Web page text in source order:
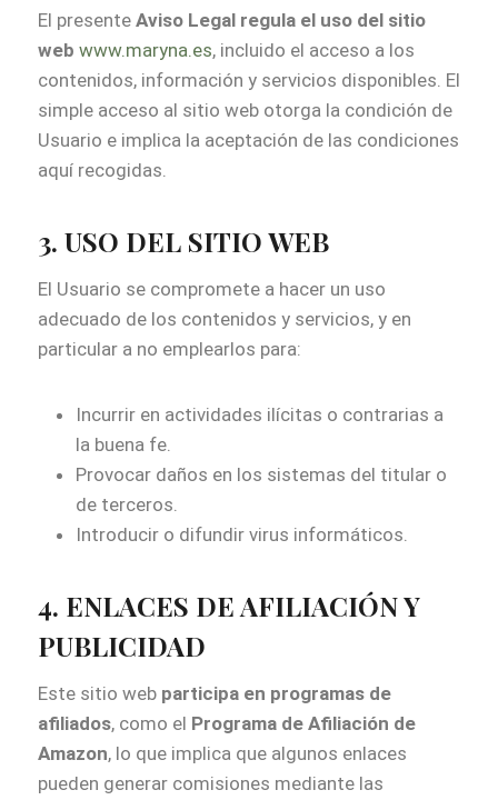
El presente Aviso Legal regula el uso del sitio
web www.maryna.es, incluido el acceso a los
contenidos, información y servicios disponibles. El
simple acceso al sitio web otorga la condición de
Usuario e implica la aceptación de las condiciones
aquí recogidas.
3. USO DEL SITIO WEB
El Usuario se compromete a hacer un uso
adecuado de los contenidos y servicios, y en
particular a no emplearlos para:
Incurrir en actividades ilícitas o contrarias a
la buena fe.
Provocar daños en los sistemas del titular o
de terceros.
Introducir o difundir virus informáticos.
4. ENLACES DE AFILIACIÓN Y
PUBLICIDAD
Este sitio web participa en programas de
afiliados, como el Programa de Afiliación de
Amazon, lo que implica que algunos enlaces
pueden generar comisiones mediante las